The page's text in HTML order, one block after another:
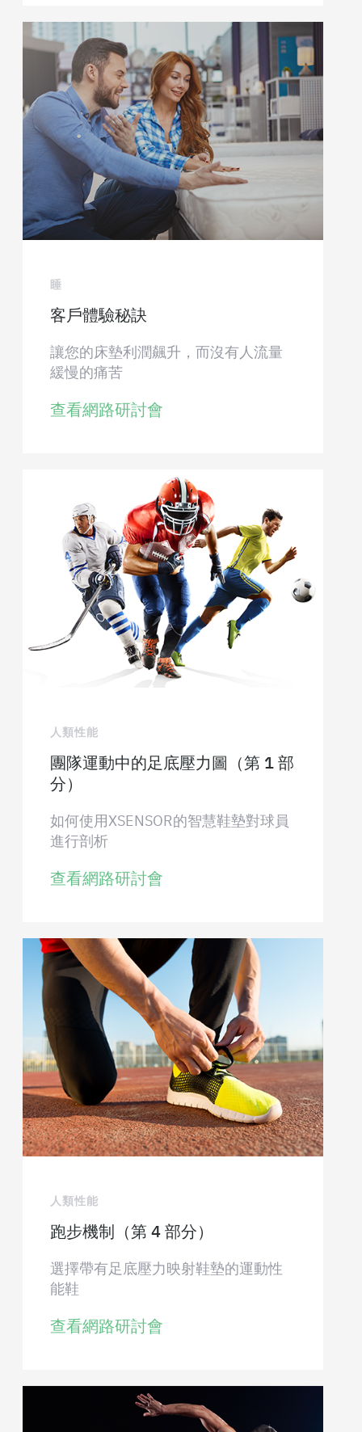
睡
客戶體驗秘訣
讓您的床墊利潤飆升，而沒有人流量
緩慢的痛苦
查看網路研討會
人類性能
團隊運動中的足底壓力圖（第 1 部
分）
如何使用XSENSOR的智慧鞋墊對球員
進行剖析
查看網路研討會
人類性能
跑步機制（第 4 部分）
選擇帶有足底壓力映射鞋墊的運動性
能鞋
查看網路研討會